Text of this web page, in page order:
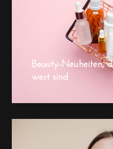
Beauty-Neuheiten,
wert sind